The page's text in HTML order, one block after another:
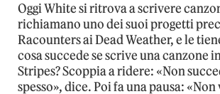
Oggi White si ritrova a scrivere
richiamano uno dei suoi progetti
Racounters ai Dead Weather, e le
cosa succede se scrive una canzone
Stripes? Scoppia a ridere: «Non
spesso», dice. Poi fa una pausa: